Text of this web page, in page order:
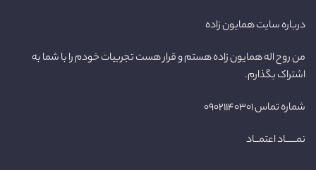
درباره سایت همایون زاده
من روح اله همایون زاده هستم و قرار هست تجربیات خودم را با شما به
اشتراک بگذارم.
شماره تماس ۰۹۰۲۱۱۴۰۳۰۱
نمـــــاد اعتمــاد